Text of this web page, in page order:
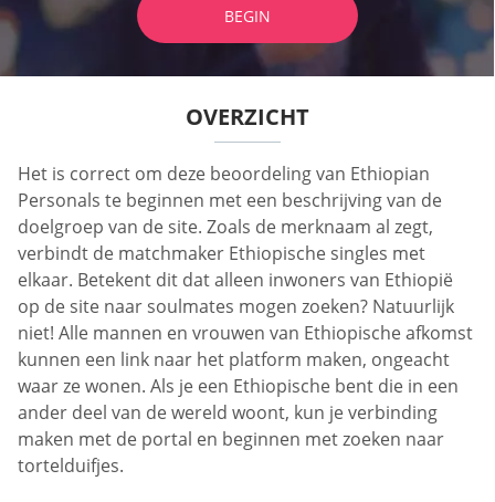
BEGIN
OVERZICHT
Het is correct om deze beoordeling van Ethiopian
Personals te beginnen met een beschrijving van de
doelgroep van de site. Zoals de merknaam al zegt,
verbindt de matchmaker Ethiopische singles met
elkaar. Betekent dit dat alleen inwoners van Ethiopië
op de site naar soulmates mogen zoeken? Natuurlijk
niet! Alle mannen en vrouwen van Ethiopische afkomst
kunnen een link naar het platform maken, ongeacht
waar ze wonen. Als je een Ethiopische bent die in een
ander deel van de wereld woont, kun je verbinding
maken met de portal en beginnen met zoeken naar
tortelduifjes.